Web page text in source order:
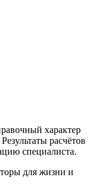
характер
расчётов
специалиста.
для жизни и